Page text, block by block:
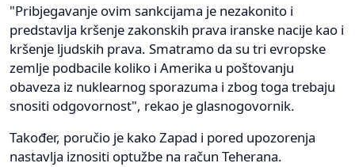
"Pribjegavanje ovim sankcijama je nezakonito i
predstavlja kršenje zakonskih prava iranske nacije kao i
kršenje ljudskih prava. Smatramo da su tri evropske
zemlje podbacile koliko i Amerika u poštovanju
obaveza iz nuklearnog sporazuma i zbog toga trebaju
snositi odgovornost", rekao je glasnogovornik.
Također, poručio je kako Zapad i pored upozorenja
nastavlja iznositi optužbe na račun Teherana.